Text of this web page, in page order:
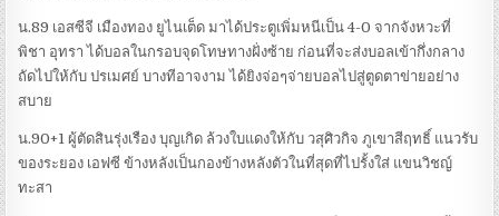
น.89 เอสซีจี เมืองทอง ยูไนเต็ด มาได้ประตูเพิ่มหนีเป็น 4-0 จากจังหวะที่
พิชา อุทรา ได้บอลในกรอบจุดโทษทางฝั่งซ้าย ก่อนที่จะส่งบอลเข้ากึ่งกลาง
ถัดไปให้กับ ปรเมศย์ บางทีอาจงาม ได้ยิงจ่อๆจ่ายบอลไปสู่ตูดตาข่ายอย่าง
สบาย
น.90+1 ผู้ตัดสินรุ่งเรือง บุญเกิด ล้วงใบแดงให้กับ วสุศิวกิจ ภูเขาสีฤทธิ์ แนวรับ
ของระยอง เอฟซี ข้างหลังเป็นกองข้างหลังตัวในที่สุดที่ไปรั้งใส่ แขนวิชญ์
ทะสา